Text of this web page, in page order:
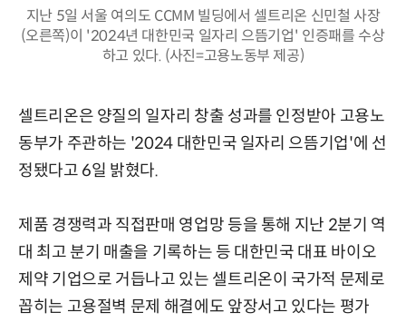
지난 5일 서울 여의도 CCMM 빌딩에서 셀트리온 신민철 사장
(오른쪽)이 '2024년 대한민국 일자리 으뜸기업' 인증패를 수상
하고 있다. (사진=고용노동부 제공)
셀트리온은 양질의 일자리 창출 성과를 인정받아 고용노
동부가 주관하는 '2024 대한민국 일자리 으뜸기업'에 선
정됐다고 6일 밝혔다.
제품 경쟁력과 직접판매 영업망 등을 통해 지난 2분기 역
대 최고 분기 매출을 기록하는 등 대한민국 대표 바이오
제약 기업으로 거듭나고 있는 셀트리온이 국가적 문제로
꼽히는 고용절벽 문제 해결에도 앞장서고 있다는 평가